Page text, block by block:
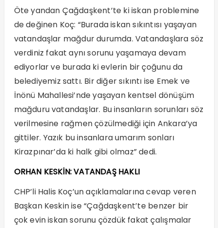
Öte yandan Çağdaşkent’te ki iskan problemine
de değinen Koç: “Burada iskan sıkıntısı yaşayan
vatandaşlar mağdur durumda. Vatandaşlara söz
verdiniz fakat aynı sorunu yaşamaya devam
ediyorlar ve burada ki evlerin bir çoğunu da
belediyemiz sattı. Bir diğer sıkıntı ise Emek ve
İnönü Mahallesi’nde yaşayan kentsel dönüşüm
mağduru vatandaşlar. Bu insanların sorunları söz
verilmesine rağmen çözülmediği için Ankara’ya
gittiler. Yazık bu insanlara umarım sonları
Kirazpınar’da ki halk gibi olmaz” dedi.
ORHAN KESKİN: VATANDAŞ HAKLI
CHP’li Halis Koç’un açıklamalarına cevap veren
Başkan Keskin ise “Çağdaşkent’te benzer bir
çok evin iskan sorunu çözdük fakat çalışmalar